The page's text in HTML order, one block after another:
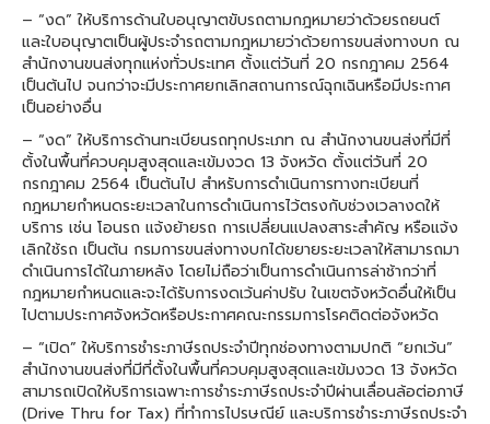
– “งด” ให้บริการด้านใบอนุญาตขับรถตามกฎหมายว่าด้วยรถยนต์
และใบอนุญาตเป็นผู้ประจำรถตามกฎหมายว่าด้วยการขนส่งทางบก ณ
สำนักงานขนส่งทุกแห่งทั่วประเทศ ตั้งแต่วันที่ 20 กรกฎาคม 2564
เป็นต้นไป จนกว่าจะมีประกาศยกเลิกสถานการณ์ฉุกเฉินหรือมีประกาศ
เป็นอย่างอื่น
– “งด” ให้บริการด้านทะเบียนรถทุกประเภท ณ สำนักงานขนส่งที่มีที่
ตั้งในพื้นที่ควบคุมสูงสุดและเข้มงวด 13 จังหวัด ตั้งแต่วันที่ 20
กรกฎาคม 2564 เป็นต้นไป สำหรับการดำเนินการทางทะเบียนที่
กฎหมายกำหนดระยะเวลาในการดำเนินการไว้ตรงกับช่วงเวลางดให้
บริการ เช่น โอนรถ แจ้งย้ายรถ การเปลี่ยนแปลงสาระสำคัญ หรือแจ้ง
เลิกใช้รถ เป็นต้น กรมการขนส่งทางบกได้ขยายระยะเวลาให้สามารถมา
ดำเนินการได้ในภายหลัง โดยไม่ถือว่าเป็นการดำเนินการล่าช้ากว่าที่
กฎหมายกำหนดและจะได้รับการงดเว้นค่าปรับ ในเขตจังหวัดอื่นให้เป็น
ไปตามประกาศจังหวัดหรือประกาศคณะกรรมการโรคติดต่อจังหวัด
– “เปิด” ให้บริการชำระภาษีรถประจำปีทุกช่องทางตามปกติ “ยกเว้น”
สำนักงานขนส่งที่มีที่ตั้งในพื้นที่ควบคุมสูงสุดและเข้มงวด 13 จังหวัด
สามารถเปิดให้บริการเฉพาะการชำระภาษีรถประจำปีผ่านเลื่อนล้อต่อภาษี
(Drive Thru for Tax) ที่ทำการไปรษณีย์ และบริการชำระภาษีรถประจำ